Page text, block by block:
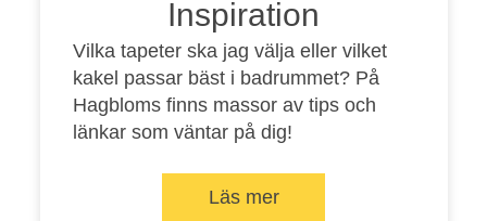
Inspiration
Vilka tapeter ska jag välja eller vilket
kakel passar bäst i badrummet? På
Hagbloms finns massor av tips och
länkar som väntar på dig!
Läs mer